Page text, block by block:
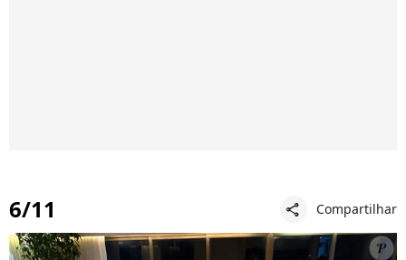
6/11 share Compartilhar